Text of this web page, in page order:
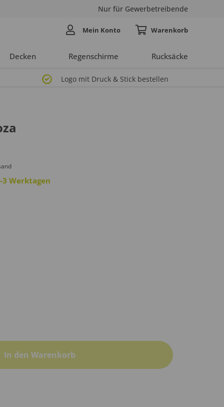
Nur für Gewerbetreibende
Decken Regenschirme Rucksäcke
Mein Konto
Logo mit Druck & Stick bestellen
Werktagen
In den Warenkorb